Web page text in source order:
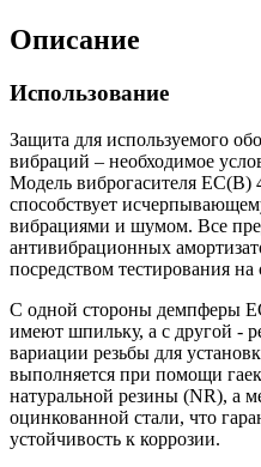
Описание
Использование
Защита для используемого
вибраций – необходимое
Модель виброгасителя
способствует
вибрациями и шумом. Все
антивибрационных
посредством тестирования
С одной стороны демпферы
имеют шпильку, а с другой -
вариации резьбы для
выполняется при помощи
натуральной резины (NR), а
оцинкованной стали, что
устойчивость к коррозии.